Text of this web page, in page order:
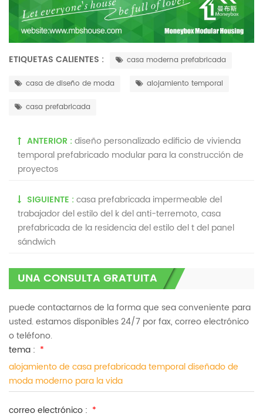
ETIQUETAS CALIENTES : casa moderna prefabricada
casa de diseño de moda alojamiento temporal
casa prefabricada
ANTERIOR :diseño personalizado edificio de vivienda
temporal prefabricado modular para la construcción de
proyectos
SIGUIENTE :casa prefabricada impermeable del
trabajador del estilo del k del anti-terremoto, casa
prefabricada de la residencia del estilo del t del panel
sándwich
UNA CONSULTA GRATUITA
puede contactarnos de la forma que sea conveniente para
usted. estamos disponibles 24/7 por fax, correo electrónico
o teléfono.
tema : *
alojamiento de casa prefabricada temporal diseñado de
moda moderno para la vida
correo electrónico : *